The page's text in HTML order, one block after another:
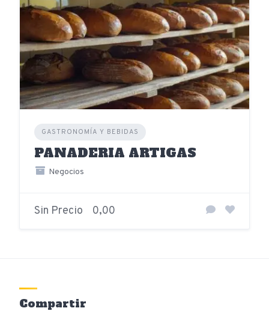
GASTRONOMÍA Y BEBIDAS
PANADERIA ARTIGAS
Negocios
Sin Precio 0,00
Compartir